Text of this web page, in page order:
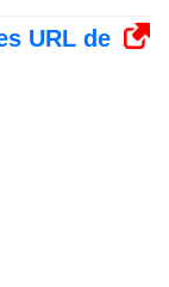
URL de